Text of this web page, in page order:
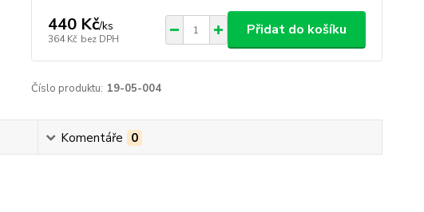
440 Kč/ks
364 Kč bez DPH
Přidat do košíku
Číslo produktu: 19-05-004
Komentáře 0